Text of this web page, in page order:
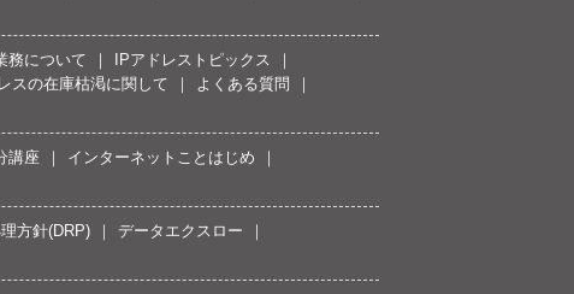
務について
IPアドレストピックス
スの在庫枯渇に関して
よくある質問
講座
インターネットことはじめ
方針(DRP)
データエクスロー